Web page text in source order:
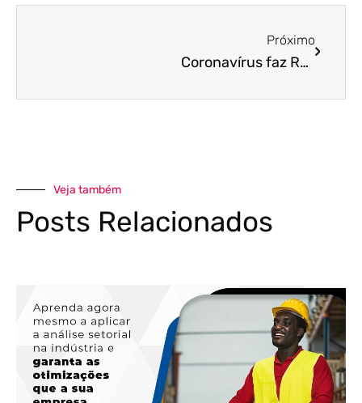
Próximo
Coronavírus faz Receita adiar para 30 de junho prazo de entrega da declaração do Imposto de Renda
Veja também
Posts Relacionados